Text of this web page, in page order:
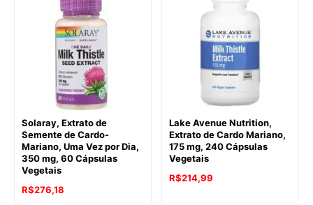
Solaray, Extrato de
Semente de Cardo-
Mariano, Uma Vez por Dia,
350 mg, 60 Cápsulas
Vegetais
R$276,18
Lake Avenue Nutrition,
Extrato de Cardo Mariano,
175 mg, 240 Cápsulas
Vegetais
R$214,99